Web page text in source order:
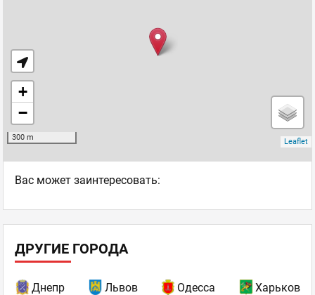
Ваc может заинтересовать:
ДРУГИЕ ГОРОДА
Днепр Львов Одесса Харьков